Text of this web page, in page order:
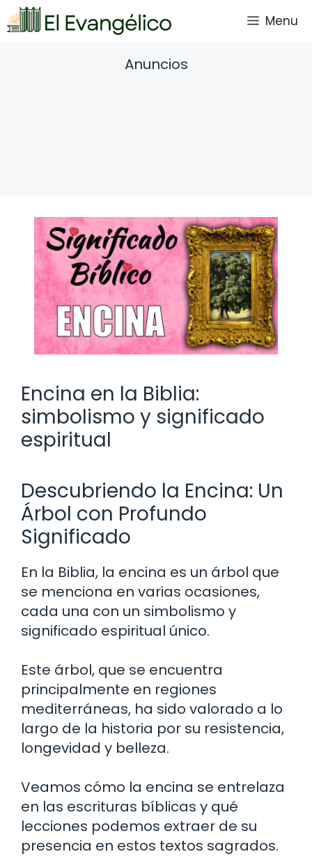
Saltar
al
Menu
Anuncios
Encina en la Biblia:
simbolismo y significado
espiritual
Descubriendo la Encina: Un
Árbol con Profundo
Significado
En la Biblia, la encina es un árbol que
se menciona en varias ocasiones,
cada una con un simbolismo y
significado espiritual único.
Este árbol, que se encuentra
principalmente en regiones
mediterráneas, ha sido valorado a lo
largo de la historia por su resistencia,
longevidad y belleza.
Veamos cómo la encina se entrelaza
en las escrituras bíblicas y qué
lecciones podemos extraer de su
presencia en estos textos sagrados.